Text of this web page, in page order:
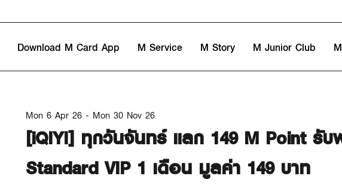
Download M Card App M Service M Story M Junior Club
Mon 6 Apr 26 - Mon 30 Nov 26
[iQIYI] ทุกวันจันทร์ แลก 149 M Point รับ
Standard VIP 1 เดือน มูลค่า 149 บาท